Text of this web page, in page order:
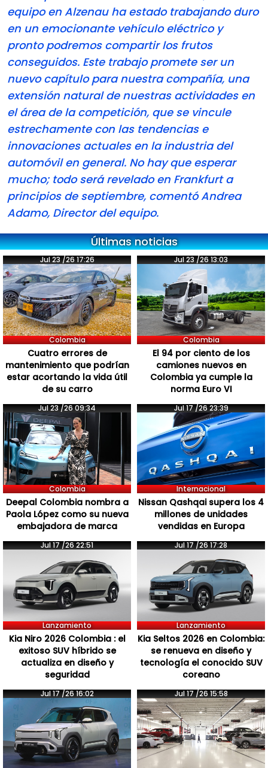
equipo en Alzenau ha estado trabajando duro
en un emocionante vehículo eléctrico y
pronto podremos compartir los frutos
conseguidos. Este trabajo promete ser un
nuevo capítulo para nuestra compañía, una
extensión natural de nuestras actividades en
el área de la competición, que se vincule
estrechamente con las tendencias e
innovaciones actuales en la industria del
automóvil en general. No hay que esperar
mucho; todo será revelado en Frankfurt a
principios de septiembre, comentó Andrea
Adamo, Director del equipo.
Últimas noticias
Jul 23 /26 17:26
Colombia
Cuatro errores de
mantenimiento que podrían
estar acortando la vida útil
de su carro
Jul 23 /26 13:03
Colombia
El 94 por ciento de los
camiones nuevos en
Colombia ya cumple la
norma Euro VI
Jul 23 /26 09:34
Colombia
Deepal Colombia nombra a
Paola López como su nueva
embajadora de marca
Jul 17 /26 23:39
Internacional
Nissan Qashqai supera los 4
millones de unidades
vendidas en Europa
Jul 17 /26 22:51
Lanzamiento
Kia Niro 2026 Colombia : el
exitoso SUV híbrido se
actualiza en diseño y
seguridad
Jul 17 /26 17:28
Lanzamiento
Kia Seltos 2026 en Colombia:
se renueva en diseño y
tecnología el conocido SUV
coreano
Jul 17 /26 16:02 Jul 17 /26 15:58